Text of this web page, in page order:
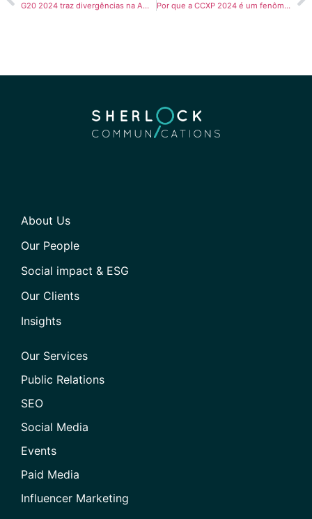
G20 2024 traz divergências na América Latina Por que a CCXP 2024 é um fenômeno no Brasil?
About Us
Our People
Social impact & ESG
Our Clients
Insights
Our Services
Public Relations
SEO
Social Media
Events
Paid Media
Influencer Marketing